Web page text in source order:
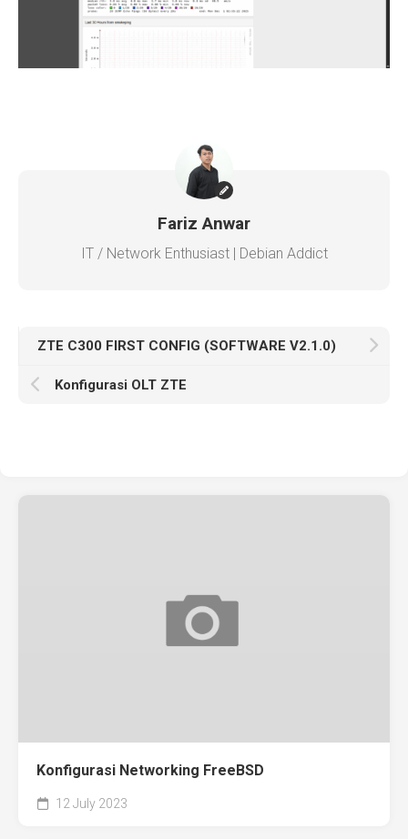
Fariz Anwar
IT / Network Enthusiast | Debian Addict
ZTE C300 FIRST CONFIG (SOFTWARE V2.1.0)
Konfigurasi OLT ZTE
Konfigurasi Networking FreeBSD
12 July 2023